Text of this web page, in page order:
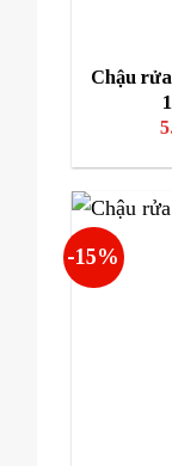
Chậu
-15%